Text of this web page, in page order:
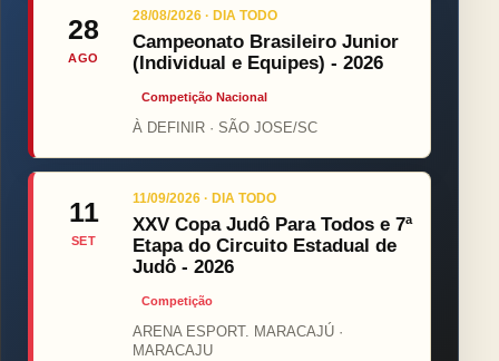
28
AGO
28/08/2026 · DIA TODO
Campeonato Brasileiro Junior
(Individual e Equipes) - 2026
Competição Nacional
À DEFINIR · SÃO JOSE/SC
11
SET
11/09/2026 · DIA TODO
XXV Copa Judô Para Todos e 7ª
Etapa do Circuito Estadual de
Judô - 2026
Competição
ARENA ESPORT. MARACAJÚ ·
MARACAJU